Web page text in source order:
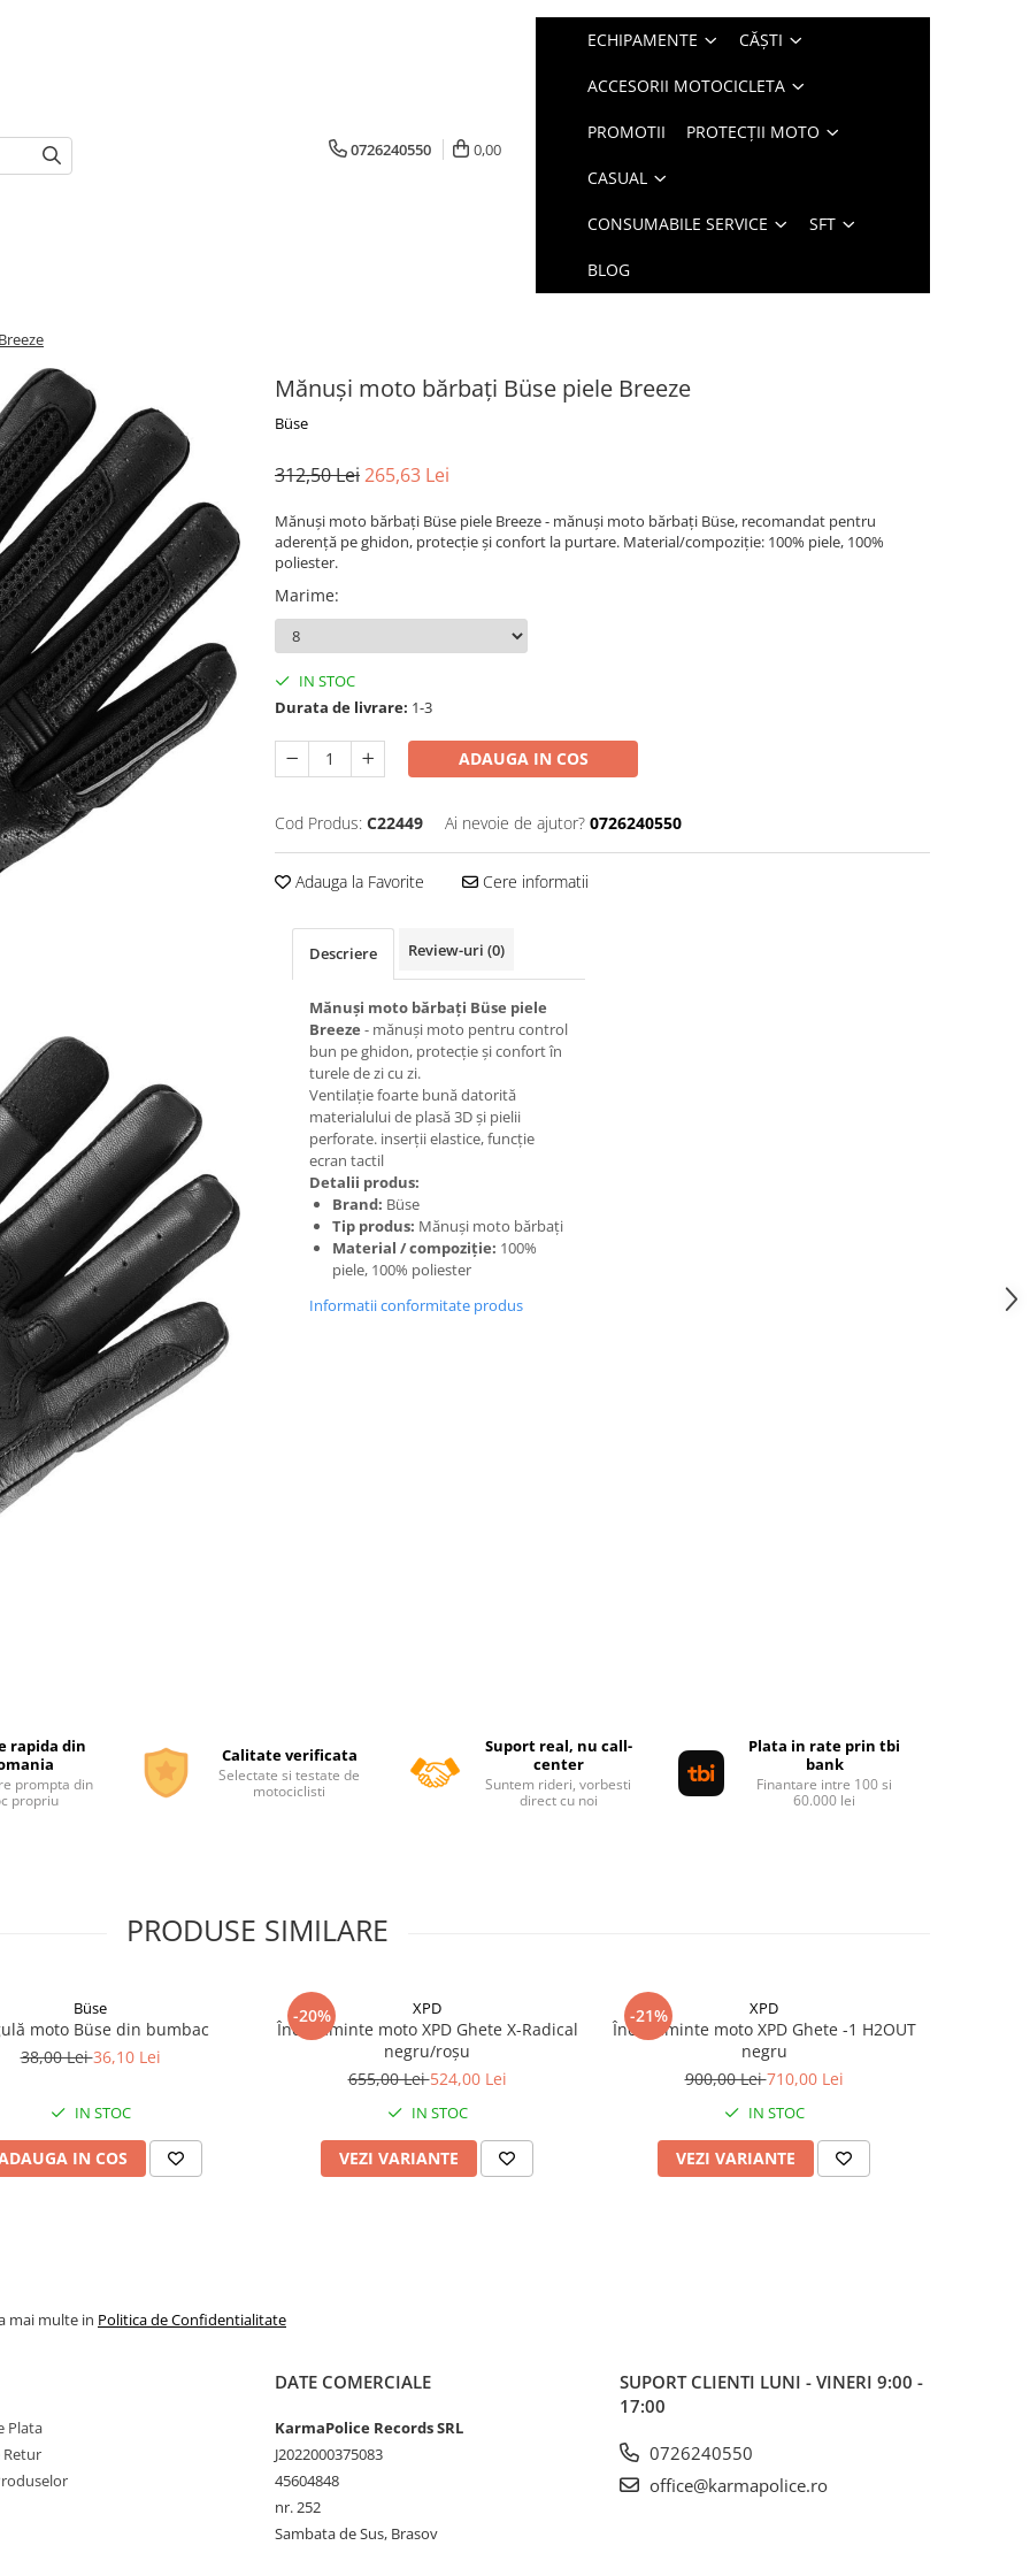
0726240550 0,00
ECHIPAMENTE CĂȘTI
ACCESORII MOTOCICLETA
PROMOTII PROTECȚII MOTO
CASUAL
CONSUMABILE SERVICE SFT
BLOG
Mănuși moto bărbați Büse piele Breeze
Büse
312,50 Lei265,63 Lei
Mănuși moto bărbați Büse piele Breeze - mănuși moto bărbați Büse, recomandat pentru
aderență pe ghidon, protecție și confort la purtare. Material/compoziție: 100% piele, 100%
poliester.
Marime:
IN STOC
Durata de livrare: 1-3
ADAUGA IN COS
Cod Produs: C22449 Ai nevoie de ajutor? 0726240550
Adauga la Favorite Cere informatii
Descriere Review-uri (0)
Mănuși moto bărbați Büse piele
Breeze - mănuși moto pentru control
bun pe ghidon, protecție și confort în
turele de zi cu zi.
Ventilație foarte bună datorită
materialului de plasă 3D și pielii
perforate. inserții elastice, funcție
ecran tactil
Detalii produs:
Brand: Büse
Tip produs: Mănuși moto bărbați
Material / compoziție: 100%
piele, 100% poliester
Informatii conformitate produs
rapida din
prompta din
propriu
Calitate verificata
Selectate si testate de
motociclisti
Suport real, nu call-
center
Suntem rideri, vorbesti
direct cu noi
Plata in rate prin tbi
bank
Finantare intre 100 si
60.000 lei
PRODUSE SIMILARE
Büse
moto Büse din bumbac
38,00 Lei36,10 Lei
IN STOC
IN COS
-20% XPD
Încălțăminte moto XPD Ghete X-Radical
negru/roșu
655,00 Lei524,00 Lei
IN STOC
VEZI VARIANTE
-21% XPD
Încălțăminte moto XPD Ghete -1 H2OUT
negru
900,00 Lei710,00 Lei
IN STOC
VEZI VARIANTE
mai multe in Politica de Confidentialitate
Plata
Retur
DATE COMERCIALE
KarmaPolice Records SRL
J2022000375083
45604848
nr. 252
Sambata de Sus, Brasov
SUPORT CLIENTI LUNI - VINERI 9:00 -
17:00
0726240550
office@karmapolice.ro